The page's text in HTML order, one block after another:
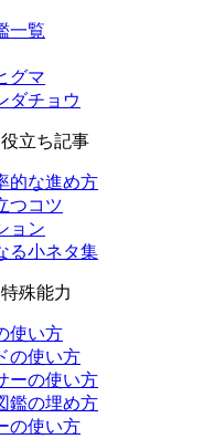
一覧
グマ
ダチョウ
立ち記事
的な進め方
つコツ
ョン
る小ネタ集
殊能力
使い方
の使い方
ーの使い方
鑑の埋め方
の使い方